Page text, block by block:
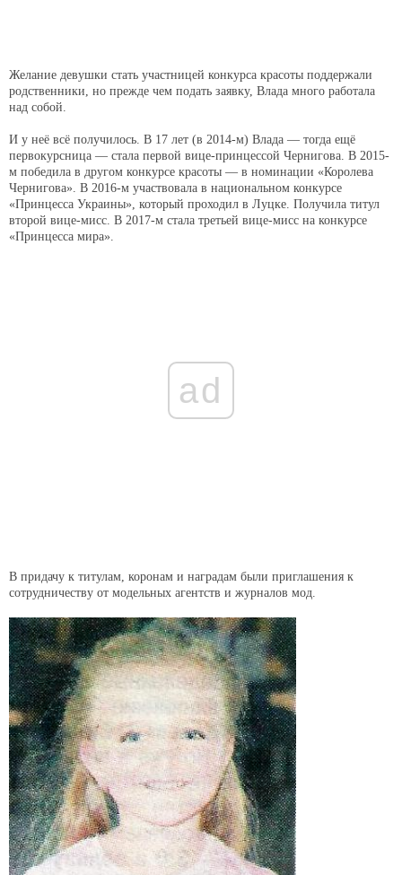
Желание девушки стать участницей конкурса красоты поддержали
родственники, но прежде чем подать заявку, Влада много работала
над собой.
И у неё всё получилось. В 17 лет (в 2014-м) Влада — тогда ещё
первокурсница — стала первой вице-принцессой Чернигова. В 2015-
м победила в другом конкурсе красоты — в номинации «Королева
Чернигова». В 2016-м участвовала в национальном конкурсе
«Принцесса Украины», который проходил в Луцке. Получила титул
второй вице-мисс. В 2017-м стала третьей вице-мисс на конкурсе
«Принцесса мира».
ad
В придачу к титулам, коронам и наградам были приглашения к
сотрудничеству от модельных агентств и журналов мод.